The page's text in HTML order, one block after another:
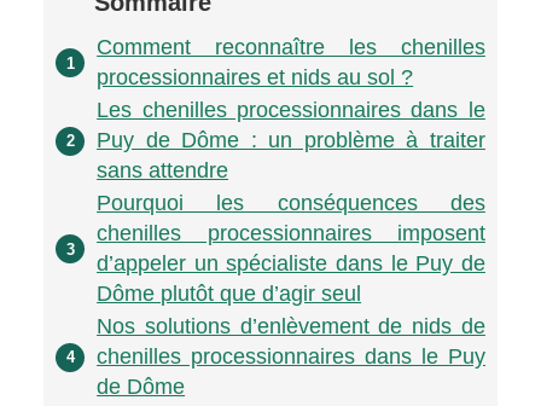
1
Comment reconnaître les chenilles
processionnaires et nids au sol ?
2
Les chenilles processionnaires dans le
Puy de Dôme : un problème à traiter
sans attendre
3
Pourquoi les conséquences des
chenilles processionnaires imposent
d’appeler un spécialiste dans le Puy de
Dôme plutôt que d’agir seul
4
Nos solutions d’enlèvement de nids de
chenilles processionnaires dans le Puy
de Dôme